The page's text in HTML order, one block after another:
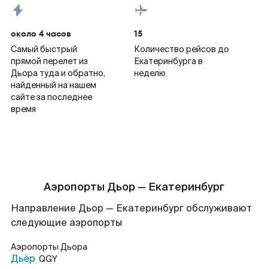
около 4 часов
Самый быстрый
прямой перелет из
Дьора туда и обратно,
найденный на нашем
сайте за последнее
время
15
Количество рейсов до
Екатеринбурга в
неделю
Аэропорты Дьор — Екатеринбург
Направление Дьор — Екатеринбург обслуживают
следующие аэропорты
Аэропорты Дьора
Дьёр QGY